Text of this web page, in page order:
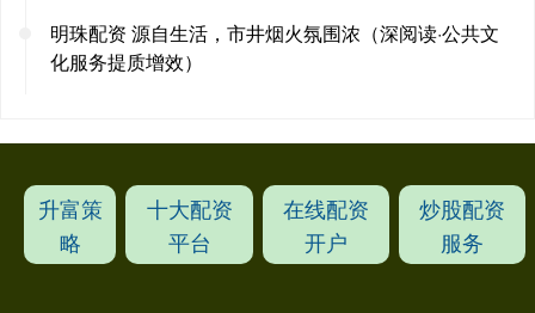
明珠配资 源自生活，市井烟火氛围浓（深阅读·公共文
化服务提质增效）
升富策
略
十大配资
平台
在线配资
开户
炒股配资
服务